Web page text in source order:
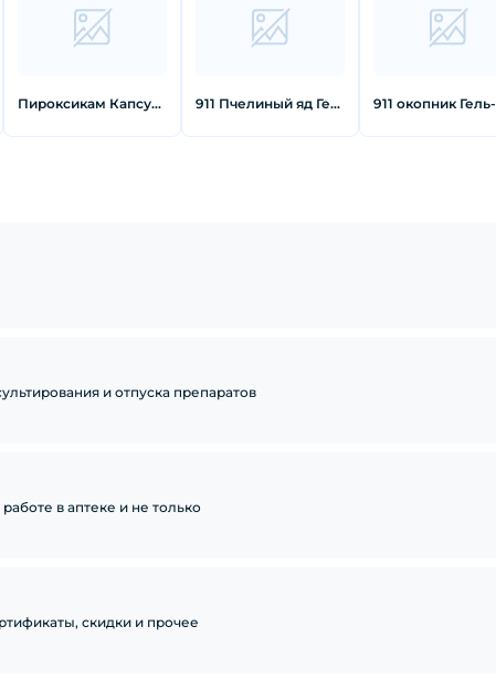
Пироксикам Капсулы 20 мг 20 шт 911 Пчелиный яд Гель-Бальзам для суставов 100 мл
и отпуска препаратов
в аптеке и не только
скидки и прочее